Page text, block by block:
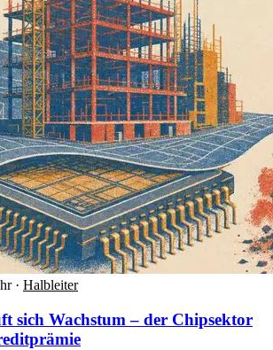
· Halbleiter
sich Wachstum – der Chipsektor